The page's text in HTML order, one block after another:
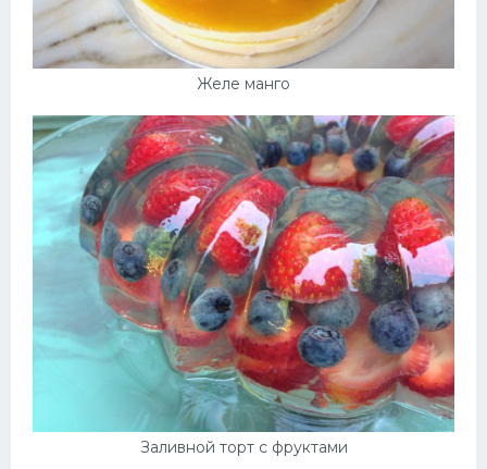
Желе манго
Заливной торт с фруктами